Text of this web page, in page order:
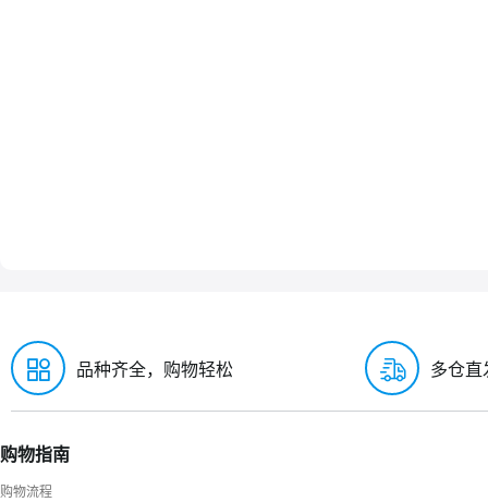
品种齐全，购物轻松 多仓直
购物指南
购物流程